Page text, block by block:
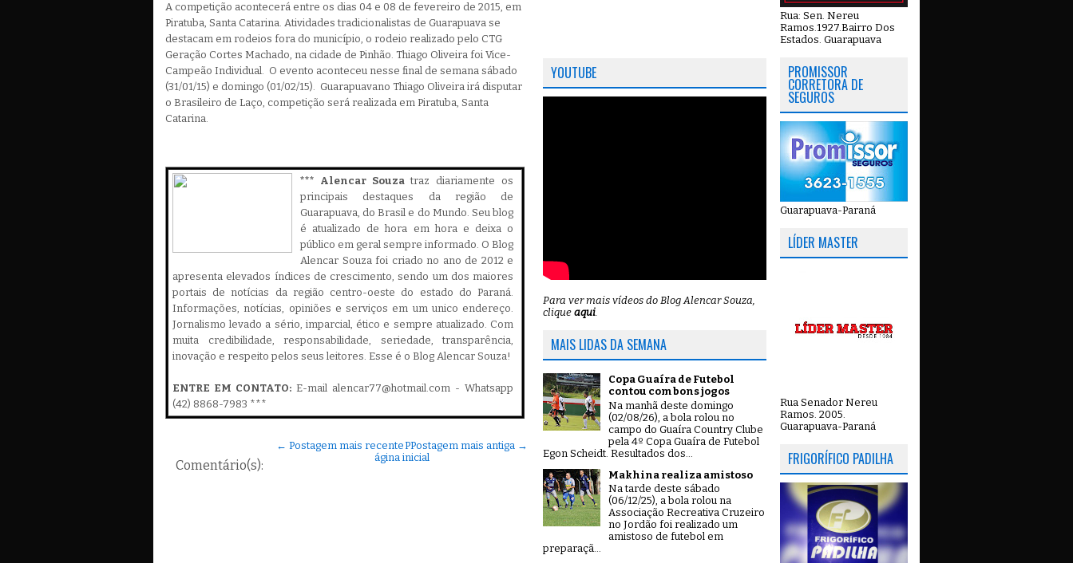
A competição acontecerá entre os dias 04 e 08 de fevereiro de 2015, em
Piratuba, Santa Catarina. Atividades tradicionalistas de Guarapuava se
destacam em rodeios fora do município, o rodeio realizado pelo CTG
Geração Cortes Machado, na cidade de Pinhão. Thiago Oliveira foi Vice-
Campeão Individual. O evento aconteceu nesse final de semana sábado
(31/01/15) e domingo (01/02/15). Guarapuavano Thiago Oliveira irá disputar
o Brasileiro de Laço, competição será realizada em Piratuba, Santa
Catarina.
*** Alencar Souzatraz diariamente os
principais destaques da região de
Guarapuava, do Brasil e do Mundo. Seu blog
é atualizado de hora em hora e deixa o
público em geral sempre informado. O Blog
Alencar Souza foi criado no ano de 2012 e
apresenta elevados índices de crescimento, sendo um dos maiores
portais de notícias da região centro-oeste do estado do Paraná.
Informações, notícias, opiniões e serviços em um unico endereço.
Jornalismo levado a sério, imparcial, ético e sempre atualizado. Com
muita credibilidade, responsabilidade, seriedade, transparência,
inovação e respeito pelos seus leitores. Esse é o Blog Alencar Souza!
ENTRE EM CONTATO: E-mail alencar77@hotmail.com - Whatsapp
(42) 8868-7983 ***
Comentário(s):
← Postagem mais recente Postagem mais antiga →
P
ágina inicial
YOUTUBE
Para ver mais vídeos do Blog Alencar Souza,
clique aqui.
MAIS LIDAS DA SEMANA
Copa Guaíra de Futebol
contou com bons jogos
Na manhã deste domingo
(02/08/26), a bola rolou no
campo do Guaíra Country Clube
pela 4º Copa Guaíra de Futebol
Egon Scheidt. Resultados dos...
Makhina realiza amistoso
Na tarde deste sábado
(06/12/25), a bola rolou na
Associação Recreativa Cruzeiro
no Jordão foi realizado um
amistoso de futebol em
preparaçã...
Rua: Sen. Nereu
Ramos.1927.Bairro Dos
Estados. Guarapuava
PROMISSOR
CORRETORA DE
SEGUROS
Guarapuava-Paraná
LÍDER MASTER
Rua Senador Nereu
Ramos. 2005.
Guarapuava-Paraná
FRIGORÍFICO PADILHA